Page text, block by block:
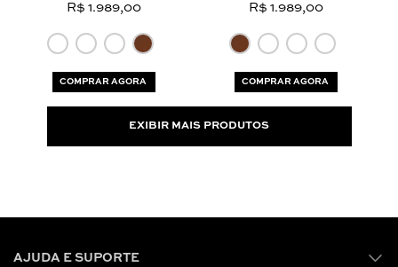
R$ 1.989,00
COMPRAR AGORA
R$ 1.989,00
COMPRAR AGORA
EXIBIR MAIS PRODUTOS
AJUDA E SUPORTE